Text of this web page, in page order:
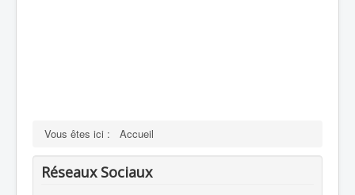
Vous êtes ici : Accueil
Réseaux Sociaux